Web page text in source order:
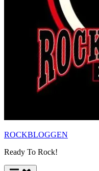
ROCKBLOGGEN
Ready To Rock!